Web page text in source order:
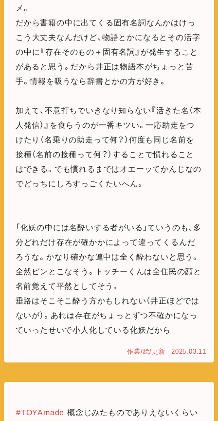
メ。
だから書籍の中に出てくる固有名詞なんかはけっ
こう大丈夫なんだけど、物語とかになるとその活字
の中に『存在そのもの＋固有名詞』が発生すること
があると思う。だから井正は物語本がちょっと苦
手。情報を吸うなら辞書とかの方が好き。
加えて、不意打ちでいきなり知らない『活きた名（本
人発信）』を食らうのが一番キツい。一応助走をつ
けたり（名乗りの助走って何？）何度も同じ名前を
接種（名前の接種って何？）することで慣れること
はできる。でも慣れるまではオエーッてかんじなの
でどっちにしろすっごくたいへん。
「化妖の中には名酔いする者がいる」ていうのも、多
分どれだけ存在が確かかによって違ってくるんだ
ろうな。かなり確かな連中は全く酔わないと思う。
全然ピンとこなそう。トッチーくんは全住民の顔と
名前覚えて平然としてそう。
垂路はそこそこ酔う方かもしれない（井正ほどでは
ないが）。あれは存在がちょっとずつ不確かになっ
ていったせいで小人化している化妖だから
作業/絵/更新 2025.03.11
#TOYAmade 概念じみたものでありえないくらい